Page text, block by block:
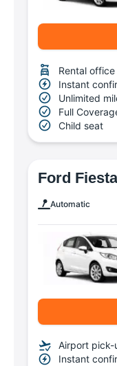
Rental office
Instant
Unlimited
Full
Child seat
Ford Fiesta
Automatic
Airport pick-
Instant